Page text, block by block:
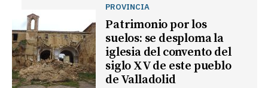
PROVINCIA
Patrimonio por los
suelos: se desploma la
iglesia del convento del
siglo XV de este pueblo
de Valladolid